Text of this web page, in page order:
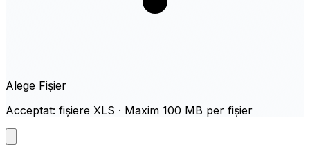
Alege Fișier
Acceptat: fișiere XLS · Maxim 100 MB per fișier